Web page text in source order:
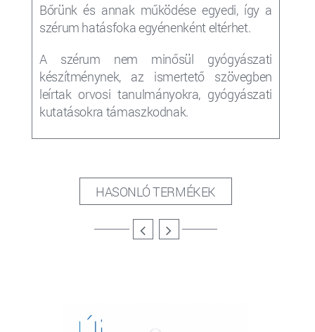
Bőrünk és annak működése egyedi, így a
szérum hatásfoka egyénenként eltérhet.
A szérum nem minősül gyógyászati
készítménynek, az ismertető szövegben
leírtak orvosi tanulmányokra, gyógyászati
kutatásokra támaszkodnak.
HASONLÓ TERMÉKEK